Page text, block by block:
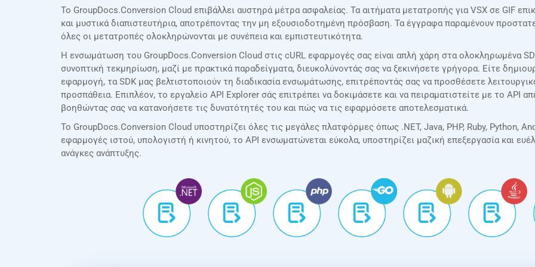
Το GroupDocs.Conversion Cloud επιβάλλει αυστηρά μέτρα ασφαλείας. Τα αιτήματα μετατροπής για VSX σε GIF
και μυστικά διαπιστευτήρια, αποτρέποντας την μη εξουσιοδοτημένη πρόσβαση. Τα έγγραφα παραμένουν
όλες οι μετατροπές ολοκληρώνονται με συνέπεια και εμπιστευτικότητα.
Η ενσωμάτωση του GroupDocs.Conversion Cloud στις cURL εφαρμογές σας είναι απλή χάρη στα ολοκληρωμένα
συνοπτική τεκμηρίωση, μαζί με πρακτικά παραδείγματα, διευκολύνοντάς σας να ξεκινήσετε γρήγορα. Είτε
εφαρμογή, τα SDK μας βελτιστοποιούν τη διαδικασία ενσωμάτωσης, επιτρέποντάς σας να προσθέσετε
προσπάθεια. Επιπλέον, το εργαλείο API Explorer σάς επιτρέπει να δοκιμάσετε και να πειραματιστείτε με το API
βοηθώντας σας να κατανοήσετε τις δυνατότητές του και πώς να τις εφαρμόσετε αποτελεσματικά.
Το GroupDocs.Conversion Cloud υποστηρίζει όλες τις μεγάλες πλατφόρμες όπως .NET, Java, PHP, Ruby, Python,
εφαρμογές ιστού, υπολογιστή ή κινητού, το API ενσωματώνεται εύκολα, υποστηρίζει μαζική επεξεργασία και
ανάγκες ανάπτυξης.